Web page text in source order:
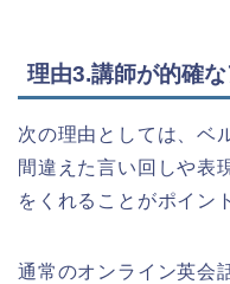
理由3.講師が的確
次の理由としては、ベ
間違えた言い回しや表
をくれることがポイン
通常のオンライン英会